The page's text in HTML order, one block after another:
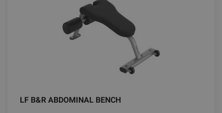
LF B&R ABDOMINAL BENCH